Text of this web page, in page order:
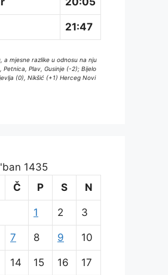
21:47
a mjesne razlike u odnosu na nju
Petnica, Plav, Gusinje (-2); Bijelo
(0), Nikšić (+1) Herceg Novi
1435
Č P S N
1 2 3
7 8 9 10
14 15 16 17